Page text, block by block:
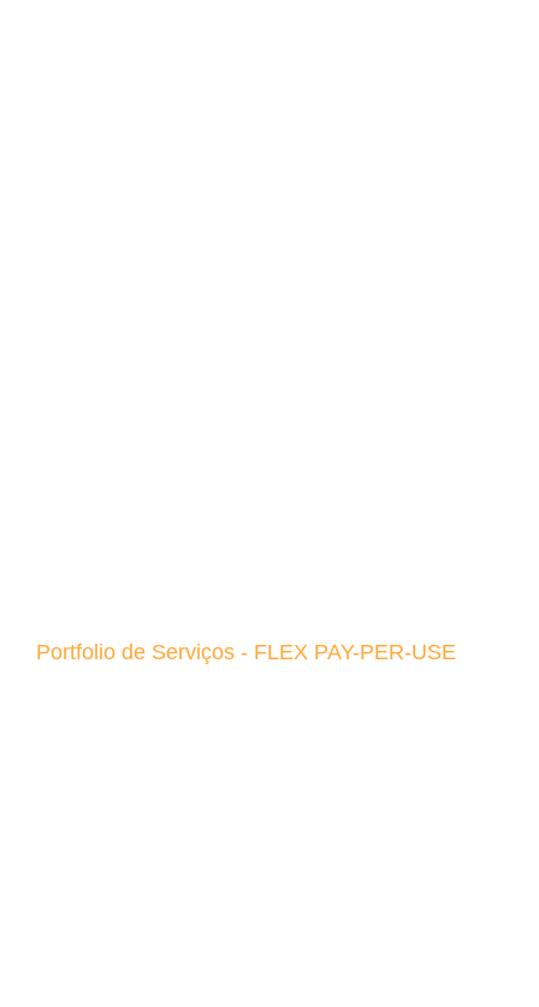
Portfolio de Serviços - FLEX PAY-PER-USE